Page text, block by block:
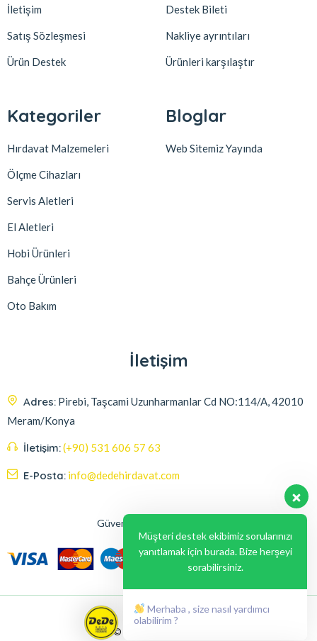
İletişim
Satış Sözleşmesi
Ürün Destek
Destek Bileti
Nakliye ayrıntıları
Ürünleri karşılaştır
Kategoriler
Hırdavat Malzemeleri
Ölçme Cihazları
Servis Aletleri
El Aletleri
Hobi Ürünleri
Bahçe Ürünleri
Oto Bakım
Bloglar
Web Sitemiz Yayında
İletişim
Adres: Pirebi, Taşcami Uzunharmanlar Cd NO:114/A, 42010
Meram/Konya
İletişim:(+90) 531 606 57 63
E-Posta: info@dedehirdavat.com
Güvenli Ödeme Seçenekleri
© 2024, Liabil Dizayn
Müşteri destek ekibimiz sorularınızı
yanıtlamak için burada. Bize herşeyi
sorabilirsiniz.
Merhaba , size nasıl yardımcı
olabilirim ?